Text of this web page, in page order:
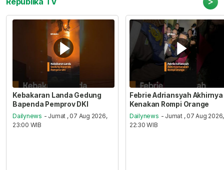
Kebakaran Landa Gedung
Bapenda Pemprov DKI
Dailynews - Jumat , 07 Aug 2026,
23:00 WIB
Febrie Adriansyah Akhirnya
Kenakan Rompi Orange
Dailynews - Jumat , 07 Aug 2026,
22:30 WIB